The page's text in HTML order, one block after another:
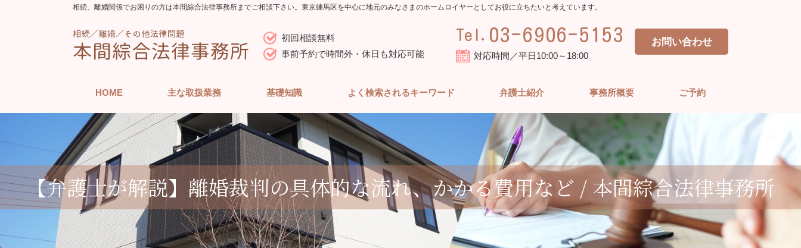
【弁護士が解説】離婚裁判の具体的な流れ、かかる費用など / 本間綜合法律事務所
相続、離婚関係でお困りの方は本間綜合法律事務所までご相談下さい。東京練馬区を中心に地元のみなさまのホームロイヤーとしてお役に立ちたいと考えています。
初回相談無料
事前予約で時間外・休日も対応可能
Tel. 03-6906-5153
対応時間／平日10:00～18:00
お問い合わせ
HOME 主な取扱業務 基礎知識 よく検索されるキーワード 弁護士紹介 事務所概要 ご予約